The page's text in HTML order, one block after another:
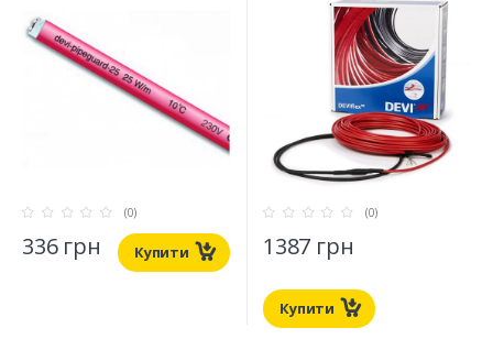
(0)
336 грн Купити
(0)
1387 грн
Купити